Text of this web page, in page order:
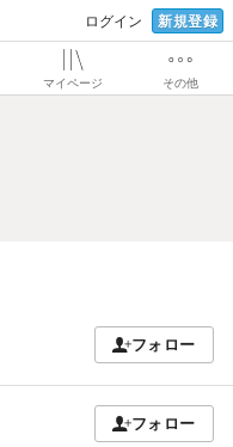
ログイン 新規登録
マイページ その他
フォロー
フォロー